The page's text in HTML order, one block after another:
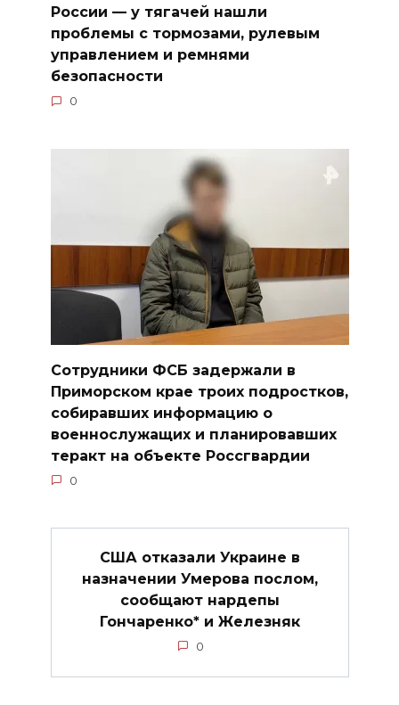
России — у тягачей нашли
проблемы с тормозами, рулевым
управлением и ремнями
безопасности
0
Сотрудники ФСБ задержали в
Приморском крае троих подростков,
собиравших информацию о
военнослужащих и планировавших
теракт на объекте Россгвардии
0
США отказали Украине в
назначении Умерова послом,
сообщают нардепы
Гончаренко* и Железняк
0